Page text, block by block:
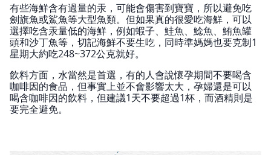
有些海鮮含有過量的汞，可能會傷害到寶寶，所以避免吃
劍旗魚或鯊魚等大型魚類。但如果真的很愛吃海鮮，可以
選擇吃含汞量低的海鮮，例如蝦子、鮭魚、鯰魚、鮪魚罐
頭和沙丁魚等，切記海鮮不要生吃，同時準媽媽也要克制1
星期大約吃248~372公克就好。
飲料方面，水當然是首選，有的人會說懷孕期間不要喝含
咖啡因的食品，但事實上並不會影響太大，孕婦還是可以
喝含咖啡因的飲料，但建議1天不要超過1杯，而酒精則是
要完全避免。